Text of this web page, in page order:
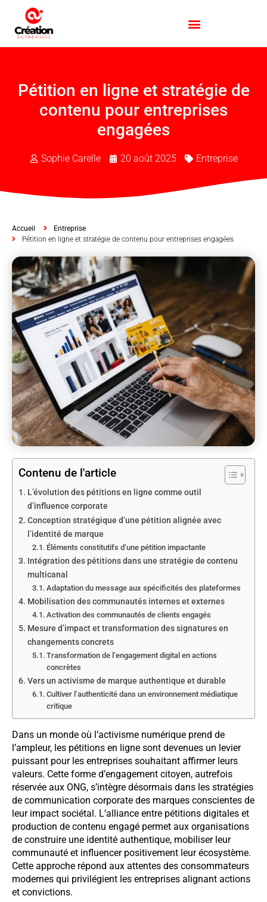
Pétition en ligne et stratégie de
contenu pour entreprises
engagées
Sophie Carelle 20 août 2025 Entreprise
Accueil
Entreprise
Pétition en ligne et stratégie de contenu pour entreprises engagées
Contenu de l'article
L’évolution des pétitions en ligne comme outil
d’influence corporate
Conception stratégique d’une pétition alignée avec
l’identité de marque
Éléments constitutifs d’une pétition impactante
Intégration des pétitions dans une stratégie de contenu
multicanal
Adaptation du message aux spécificités des plateformes
Mobilisation des communautés internes et externes
Activation des communautés de clients engagés
Mesure d’impact et transformation des signatures en
changements concrets
Transformation de l’engagement digital en actions
concrètes
Vers un activisme de marque authentique et durable
Cultiver l’authenticité dans un environnement médiatique
critique
Dans un monde où l’activisme numérique prend de
l’ampleur, les pétitions en ligne sont devenues un levier
puissant pour les entreprises souhaitant affirmer leurs
valeurs. Cette forme d’engagement citoyen, autrefois
réservée aux ONG, s’intègre désormais dans les stratégies
de communication corporate des marques conscientes de
leur impact sociétal. L’alliance entre pétitions digitales et
production de contenu engagé permet aux organisations
de construire une identité authentique, mobiliser leur
communauté et influencer positivement leur écosystème.
Cette approche répond aux attentes des consommateurs
modernes qui privilégient les entreprises alignant actions
et convictions.